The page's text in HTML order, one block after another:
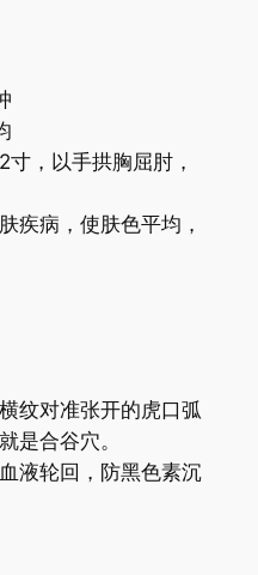
，以手拱胸屈肘，
疾病，使肤色平均，
纹对准张开的虎口弧
是合谷穴。
液轮回，防黑色素沉